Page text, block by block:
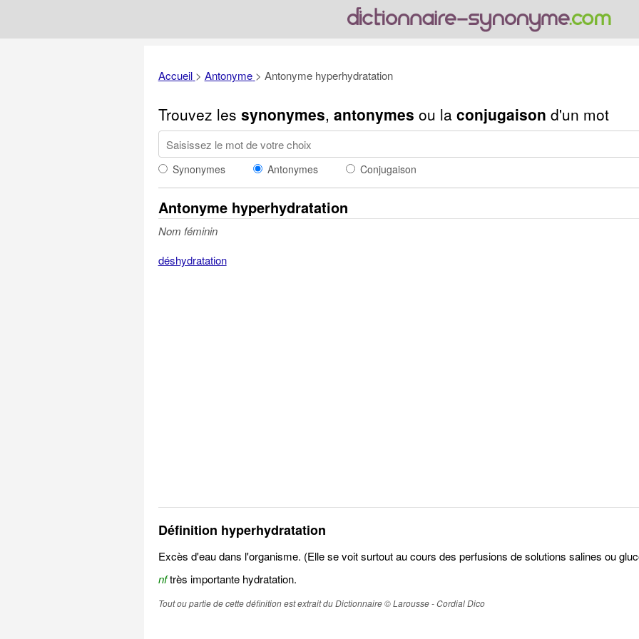
Accueil > Antonyme > Antonyme hyperhydratation
Trouvez les synonymes, antonymes ou la conjugaison d'un mot
Synonymes Antonymes Conjugaison
Antonyme hyperhydratation
Nom féminin
déshydratation
Définition hyperhydratation
Excès d'eau dans l'organisme. (Elle se voit surtout au cours des perfusions de solutions salines ou
nftrès importante hydratation.
Tout ou partie de cette définition est extrait du Dictionnaire © Larousse - Cordial Dico